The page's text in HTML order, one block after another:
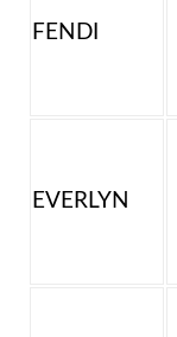
FENDI
EVERLYN